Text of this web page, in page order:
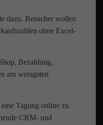
dazu. Besucher wollen
ohne Excel-
Bezahlung,
am wenigsten
Tagung online zu
CRM- und